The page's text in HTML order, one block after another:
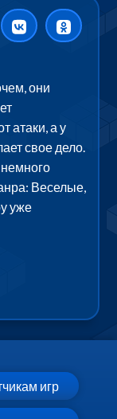
они
атаки, а у
свое дело.
Веселые,
уже
игр